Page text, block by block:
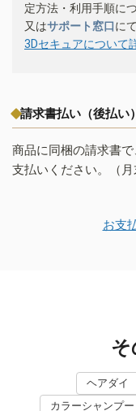
定方法・利用手順に
又はサポート窓口に
3Dセキュアについて
請求書払い（後払い）
商品に同梱の請求書
支払いください。（月
お支
そ
ヘアダイ
カラーシャンプ